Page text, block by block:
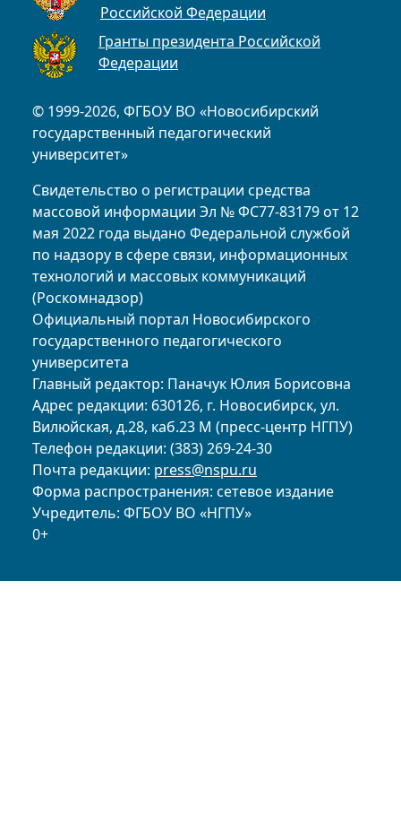
© 1999-2026, ФГБОУ ВО «Новосибирский
государственный педагогический
университет»
Свидетельство о регистрации средства
массовой информации Эл № ФС77-83179 от 12
мая 2022 года выдано Федеральной службой
по надзору в сфере связи, информационных
технологий и массовых коммуникаций
(Роскомнадзор)
Официальный портал Новосибирского
государственного педагогического
университета
Главный редактор: Паначук Юлия Борисовна
Адрес редакции: 630126, г. Новосибирск, ул.
Вилюйская, д.28, каб.23 М (пресс-центр НГПУ)
Телефон редакции: (383) 269-24-30
Почта редакции: press@nspu.ru
Форма распространения: сетевое издание
Учредитель: ФГБОУ ВО «НГПУ»
0+
Российской Федерации
Гранты президента Российской
Федерации